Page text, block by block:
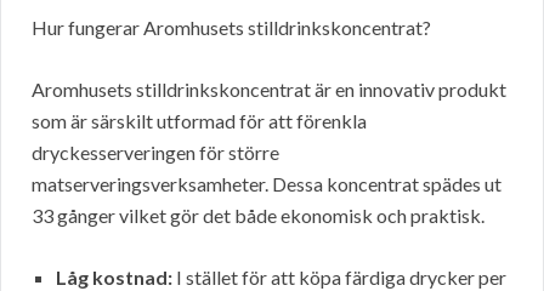
Hur fungerar Aromhusets stilldrinkskoncentrat?
Aromhusets stilldrinkskoncentrat är en innovativ produkt
som är särskilt utformad för att förenkla
dryckesserveringen för större
matserveringsverksamheter. Dessa koncentrat spädes ut
33 gånger vilket gör det både ekonomisk och praktisk.
Låg kostnad: I stället för att köpa färdiga drycker per